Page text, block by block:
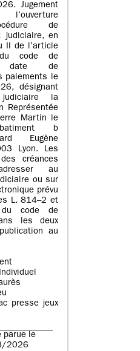
Jugement
l’ouverture
de
judiciaire, en
II de l’article
code de
date de
paiements le
désignant
judiciaire la
Représentée
Martin le
b
Eugène
Lyon. Les
créances
au
ou sur
prévu
L. 814–2 et
code de
les deux
au
presse jeux
parue le
2026